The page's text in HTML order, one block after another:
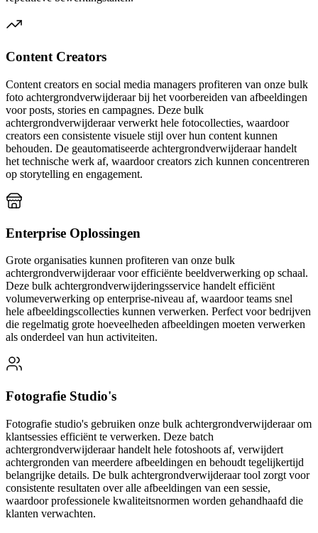
Content Creators
Content creators en social media managers profiteren van onze bulk
foto achtergrondverwijderaar bij het voorbereiden van afbeeldingen
voor posts, stories en campagnes. Deze bulk
achtergrondverwijderaar verwerkt hele fotocollecties, waardoor
creators een consistente visuele stijl over hun content kunnen
behouden. De geautomatiseerde achtergrondverwijderaar handelt
het technische werk af, waardoor creators zich kunnen concentreren
op storytelling en engagement.
Enterprise Oplossingen
Grote organisaties kunnen profiteren van onze bulk
achtergrondverwijderaar voor efficiënte beeldverwerking op schaal.
Deze bulk achtergrondverwijderingsservice handelt efficiënt
volumeverwerking op enterprise-niveau af, waardoor teams snel
hele afbeeldingscollecties kunnen verwerken. Perfect voor bedrijven
die regelmatig grote hoeveelheden afbeeldingen moeten verwerken
als onderdeel van hun activiteiten.
Fotografie Studio's
Fotografie studio's gebruiken onze bulk achtergrondverwijderaar om
klantsessies efficiënt te verwerken. Deze batch
achtergrondverwijderaar handelt hele fotoshoots af, verwijdert
achtergronden van meerdere afbeeldingen en behoudt tegelijkertijd
belangrijke details. De bulk achtergrondverwijderaar tool zorgt voor
consistente resultaten over alle afbeeldingen van een sessie,
waardoor professionele kwaliteitsnormen worden gehandhaafd die
klanten verwachten.